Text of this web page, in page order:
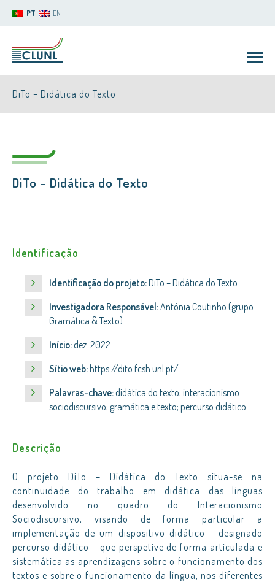
PT EN
CLUNL
DiTo – Didática do Texto
DiTo – Didática do Texto
Identificação
Identificação do projeto:DiTo – Didática do Texto
Investigadora Responsável:Antónia Coutinho (grupo
Gramática & Texto)
Início:dez. 2022
Sítio web: https://dito.fcsh.unl.pt/
Palavras-chave:didática do texto; interacionismo
sociodiscursivo; gramática e texto; percurso didático
Descrição
O projeto DiTo – Didática do Texto situa-se na
continuidade do trabalho em didática das línguas
desenvolvido no quadro do Interacionismo
Sociodiscursivo, visando de forma particular a
implementação de um dispositivo didático – designado
percurso didático – que perspetive de forma articulada e
sistemática as aprendizagens sobre o funcionamento dos
textos e sobre o funcionamento da língua, nos diferentes